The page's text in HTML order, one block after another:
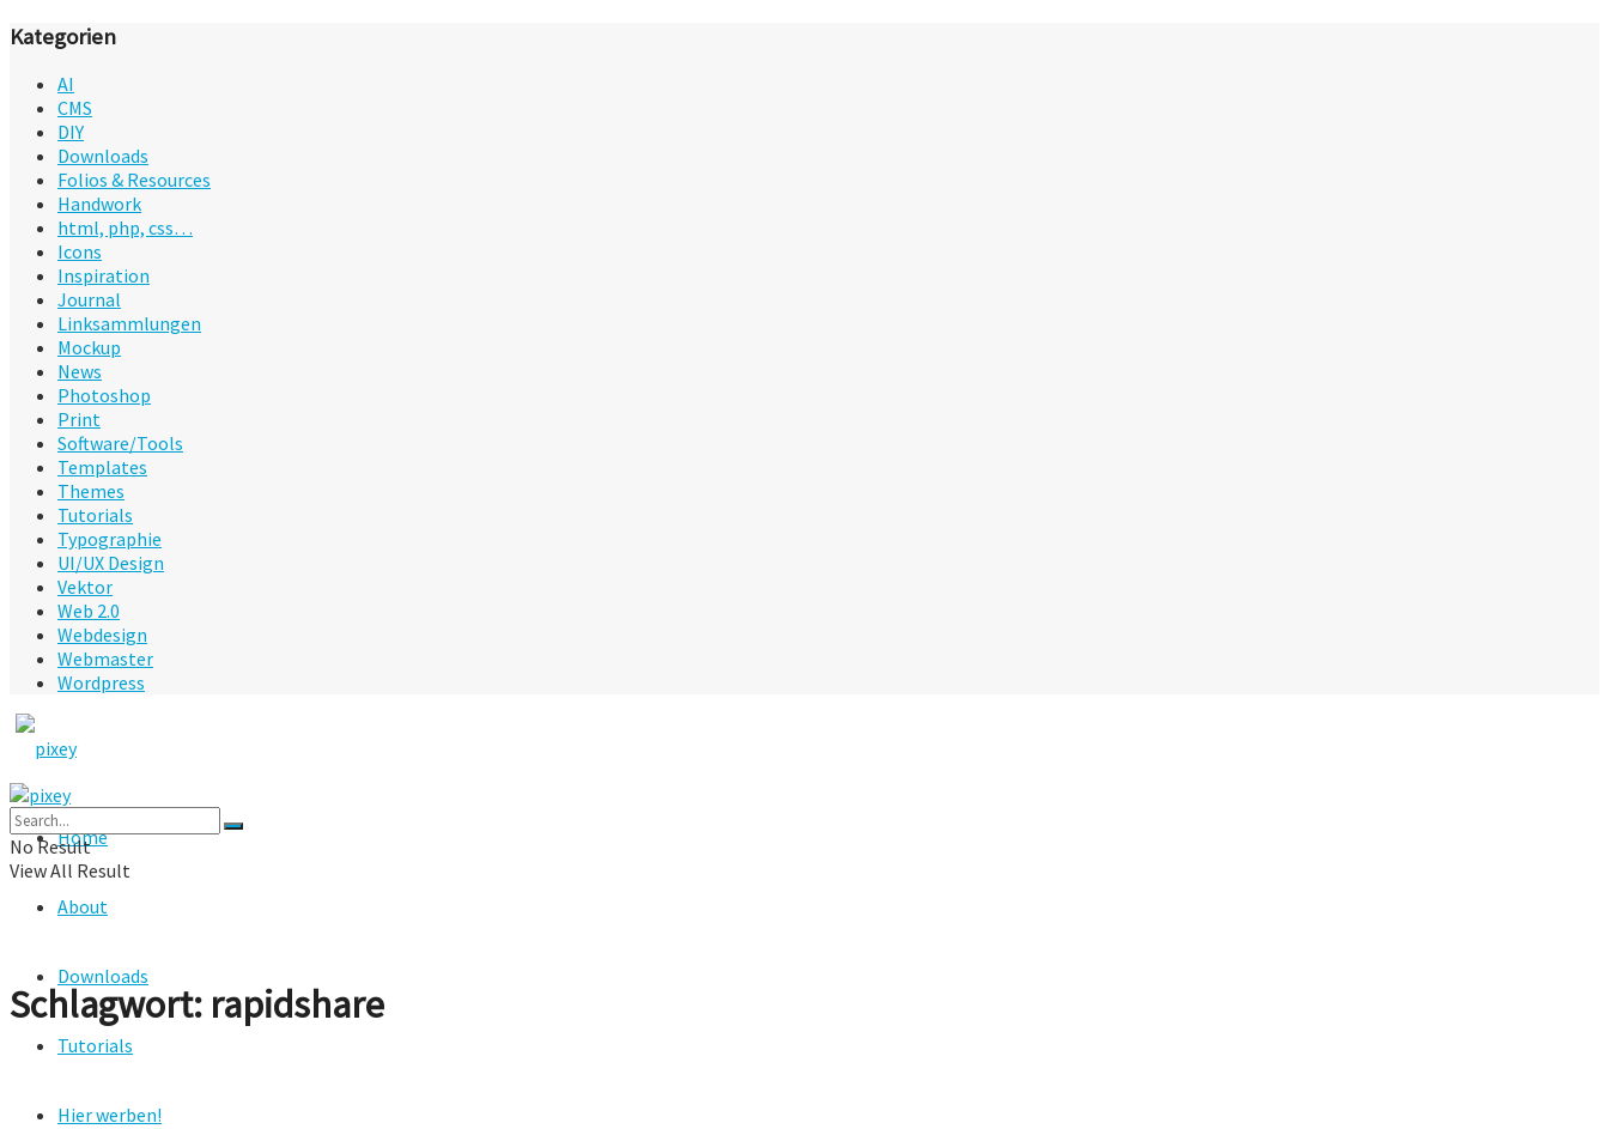
Kategorien
AI
CMS
DIY
Downloads
Folios & Resources
Handwork
html, php, css…
Icons
Inspiration
Journal
Linksammlungen
Mockup
News
Photoshop
Print
Software/Tools
Templates
Themes
Tutorials
Typographie
UI/UX Design
Vektor
Web 2.0
Webdesign
Webmaster
Wordpress
Home
About
Downloads
Tutorials
Hier werben!
No Result
View All Result
Schlagwort: rapidshare